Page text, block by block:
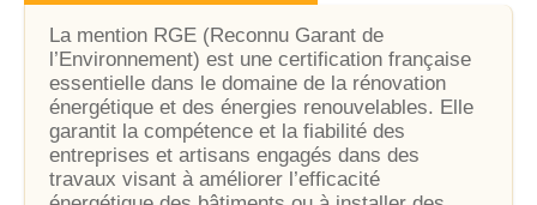
La mention RGE (Reconnu Garant de
l’Environnement) est une certification française
essentielle dans le domaine de la rénovation
énergétique et des énergies renouvelables. Elle
garantit la compétence et la fiabilité des
entreprises et artisans engagés dans des
travaux visant à améliorer l’efficacité